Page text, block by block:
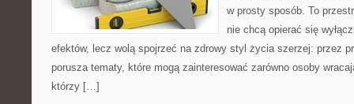
w prosty sposób. To
nie chcą opierać się
efektów, lecz wolą spojrzeć na zdrowy styl życia szerzej: przez
porusza tematy, które mogą zainteresować zarówno osoby
którzy […]